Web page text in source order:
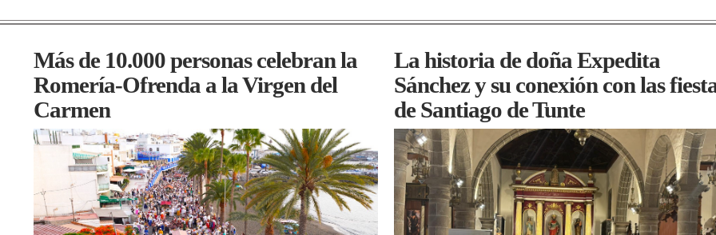
Más de 10.000 personas celebran la
Romería-Ofrenda a la Virgen del
Carmen
La historia de doña Expedita
Sánchez y su conexión con las
de Santiago de Tunte